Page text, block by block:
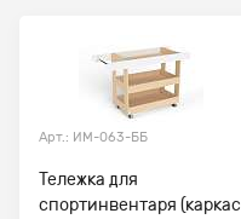
Арт.: ИМ-063-ББ
Тележка для
спортинвентаря (каркас